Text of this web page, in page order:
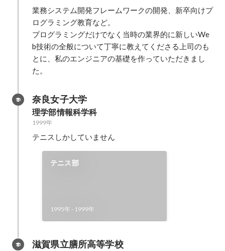
業務システム開発フレームワークの開発、新卒向けプ
ログラミング教育など。
プログラミングだけでなく当時の業界的に新しいWe
b技術の全般について丁寧に教えてくださる上司のも
とに、私のエンジニアの基礎を作っていただきまし
た。
奈良女子大学
理学部情報科学科
1999年
テニスしかしていません
テニス部
1995年 - 1999年
滋賀県立膳所高等学校